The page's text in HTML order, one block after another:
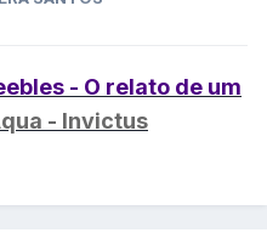
- O relato de um
- Invictus